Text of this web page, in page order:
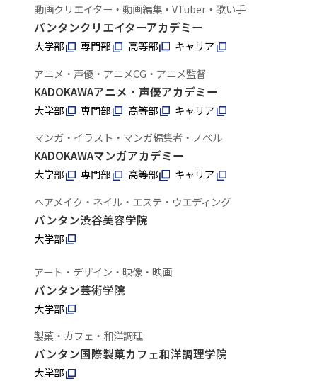
動画クリエイター・動画編集・VTuber・歌い手
バンタンクリエイターアカデミー
大学部 専門部 高等部
キャリア
アニメ・声優・アニメCG・アニメ監督
KADOKAWAアニメ・声優アカデミー
大学部 専門部 高等部
キャリア
マンガ・イラスト・マンガ編集者・ノベル
KADOKAWAマンガアカデミー
大学部 専門部 高等部
キャリア
ヘアメイク・ネイル・エステ・ウエディング
バンタン渋谷美容学院
大学部
アート・デザイン・映像・映画
バンタン芸術学院
大学部
製菓・カフェ・和洋調理
バンタン国際製菓カフェ和洋調理学院
大学部